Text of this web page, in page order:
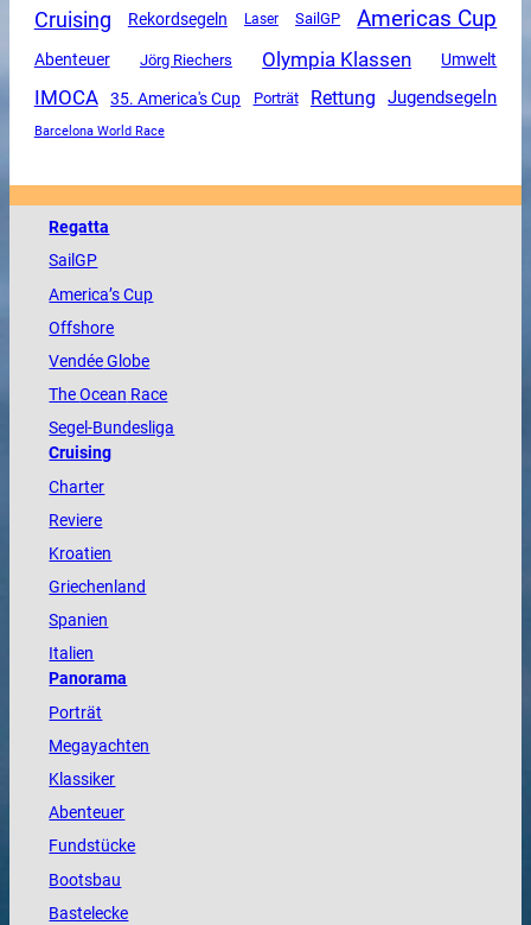
Cruising Rekordsegeln Laser SailGP Americas Cup
Abenteuer Jörg Riechers Olympia Klassen Umwelt
IMOCA 35. America's Cup Porträt Rettung Jugendsegeln
Barcelona World Race
Regatta
SailGP
America’s Cup
Offshore
VendéeGlobe
TheOcean Race
Segel-Bundesliga
Cruising
Charter
Reviere
Kroatien
Griechenland
Spanien
Italien
Panorama
Porträt
Megayachten
Klassiker
Abenteuer
Fundstücke
Bootsbau
Bastelecke